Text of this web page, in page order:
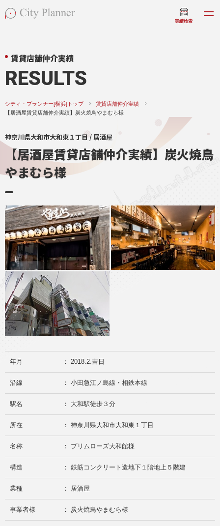
実績検索
賃貸店舗仲介実績
RESULTS
シティ・プランナー[横浜]トップ
賃貸店舗仲介実績
【居酒屋賃貸店舗仲介実績】炭火焼鳥やまむら様
神奈川県大和市大和東１丁目 / 居酒屋
【居酒屋賃貸店舗仲介実績】炭火焼鳥
やまむら様
年月 ： 2018.2.吉日
沿線 ： 小田急江ノ島線・相鉄本線
駅名 ： 大和駅徒歩３分
所在 ： 神奈川県大和市大和東１丁目
名称 ： プリムローズ大和館様
構造 ： 鉄筋コンクリート造地下１階地上５階建
業種 ： 居酒屋
事業者様 ： 炭火焼鳥やまむら様